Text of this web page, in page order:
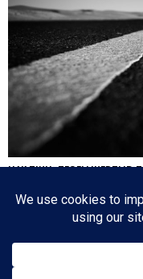
HA’AZINU: TEGELIJKERTIJD
oktober 2020 begonnen: de
tegenstrijdige emoties
Since 2003 © All Rights